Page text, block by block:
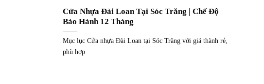
Cửa Nhựa Đài Loan Tại Sóc Trăng | Chế Độ
Bảo Hành 12 Tháng
Mục lục Cửa nhựa Đài Loan tại Sóc Trăng với giá thành rẻ,
phù hợp